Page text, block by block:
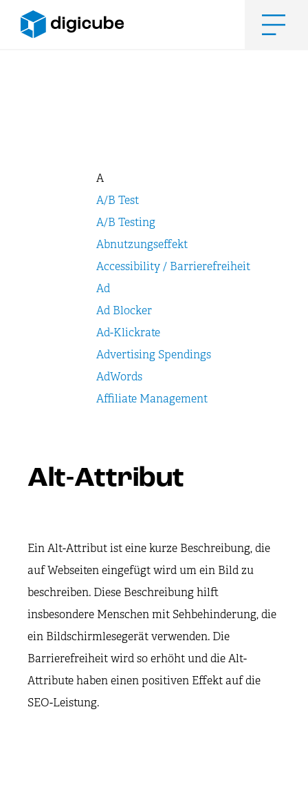
Inhalt
Alt-Attribut
Ein Alt-Attribut ist eine kurze Beschreibung, die
auf Webseiten eingefügt wird um ein Bild zu
beschreiben. Diese Beschreibung hilft
insbesondere Menschen mit Sehbehinderung, die
ein Bildschirmlesegerät verwenden. Die
Barrierefreiheit wird so erhöht und die Alt-
Attribute haben einen positiven Effekt auf die
SEO-Leistung.
A
A/B Test
A/B Testing
Abnutzungseffekt
Accessibility / Barrierefreiheit
Ad
Ad Blocker
Ad-Klickrate
Advertising Spendings
AdWords
Affiliate Management